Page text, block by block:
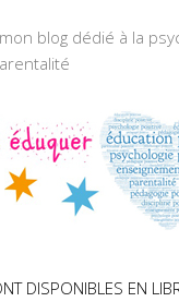
blog dédié à la
DISPONIBLES EN